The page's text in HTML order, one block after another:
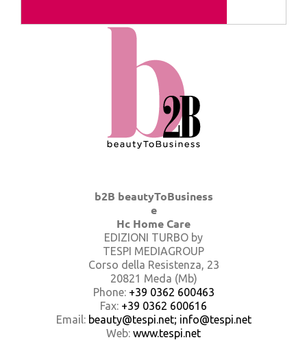
b2B beautyToBusiness
e
Hc Home Care
EDIZIONI TURBO by
TESPI MEDIAGROUP
Corso della Resistenza, 23
20821 Meda (Mb)
Phone: +39 0362 600463
Fax: +39 0362 600616
Email: beauty@tespi.net; info@tespi.net
Web: www.tespi.net